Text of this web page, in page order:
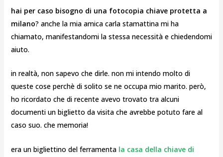
hai per caso bisogno di una fotocopia chiave protetta a
milano? anche la mia amica carla stamattina mi ha
chiamato, manifestandomi la stessa necessità e chiedendomi
aiuto.
in realtà, non sapevo che dirle. non mi intendo molto di
queste cose perchè di solito se ne occupa mio marito. però,
ho ricordato che di recente avevo trovato tra alcuni
documenti un biglietto da visita che avrebbe potuto fare al
caso suo. che memoria!
era un bigliettino del ferramenta la casa della chiave di